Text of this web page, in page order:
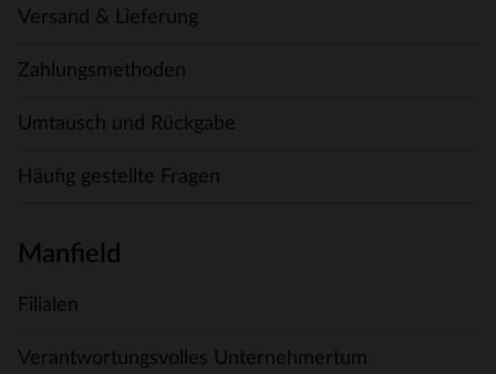
Versand & Lieferung
Zahlungsmethoden
Umtausch und Rückgabe
Häufig gestellte Fragen
Manfield
Filialen
Verantwortungsvolles Unternehmertum